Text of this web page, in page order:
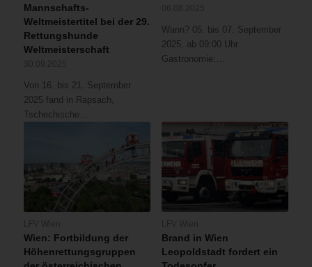
Mannschafts-
Weltmeistertitel bei der 29.
Rettungshunde
Weltmeisterschaft
Von 16. bis 21. September
2025 fand in Rapsach,
Tschechische…
Wann? 05. bis 07. September
2025, ab 09:00 Uhr
Gastronomie:…
Wien: Fortbildung der
Höhenrettungsgruppen
Brand in Wien
Leopoldstadt fordert ein